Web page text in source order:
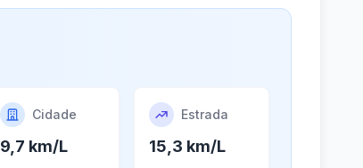
Cidade
9,7 km/L
Estrada
15,3 km/L